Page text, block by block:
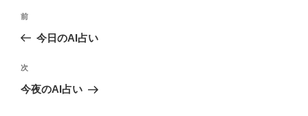
投
ビ
ゲ
前
の
稿
前
今日のAI占い
次
の
次
今夜のAI占い